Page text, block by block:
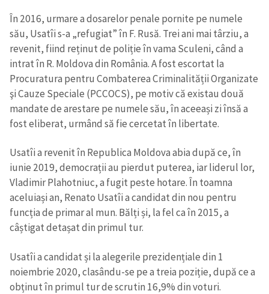
În 2016, urmare a dosarelor penale pornite pe numele
său, Usatîi s-a „refugiat” în F. Rusă. Trei ani mai târziu, a
revenit, fiind reținut de poliție în vama Sculeni, când a
intrat în R. Moldova din România. A fost escortat la
Procuratura pentru Combaterea Criminalității Organizate
şi Cauze Speciale (PCCOCS), pe motiv că existau două
mandate de arestare pe numele său, în aceeași zi însă a
fost eliberat, urmând să fie cercetat în libertate.
Usatîi a revenit în Republica Moldova abia după ce, în
iunie 2019, democrații au pierdut puterea, iar liderul lor,
Vladimir Plahotniuc, a fugit peste hotare. În toamna
aceluiași an, Renato Usatîi a candidat din nou pentru
funcția de primar al mun. Bălți și, la fel ca în 2015, a
câștigat detașat din primul tur.
Usatîi a candidat și la alegerile prezidențiale din 1
noiembrie 2020, clasându-se pe a treia poziție, după ce a
obținut în primul tur de scrutin 16,9% din voturi.